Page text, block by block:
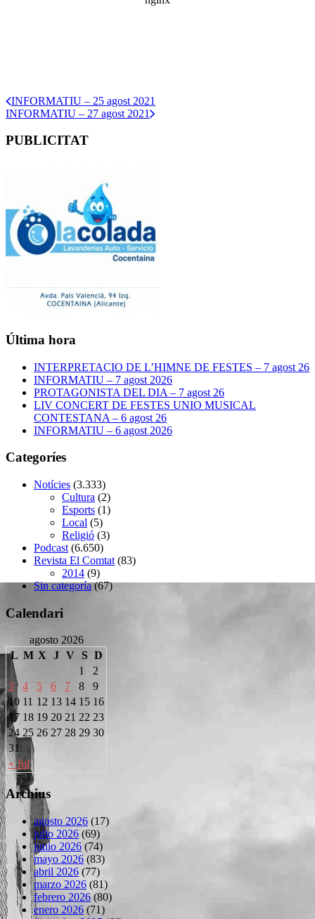
INFORMATIU – 25 agost 2021
INFORMATIU – 27 agost 2021
PUBLICITAT
Última hora
INTERPRETACIO DE L’HIMNE DE FESTES – 7 agost 26
INFORMATIU – 7 agost 2026
PROTAGONISTA DEL DIA – 7 agost 26
LIV CONCERT DE FESTES UNIO MUSICAL
CONTESTANA – 6 agost 26
INFORMATIU – 6 agost 2026
Categoríes
Notícies (3.333)
Cultura (2)
Esports (1)
Local (5)
Religió (3)
Podcast (6.650)
Revista El Comtat (83)
2014 (9)
Sin categoría(67)
Calendari
agosto 2026
L M X J V S D
« Jul
1
2
3
4 5 6 7 8
9
10 11 12 13 14 15 16
17 18 19 20 21 22 23
24 25 26 27 28 29 30
31
Archius
agosto 2026 (17)
julio 2026 (69)
junio 2026 (74)
mayo 2026 (83)
abril 2026 (77)
marzo 2026 (81)
febrero 2026 (80)
enero 2026 (71)